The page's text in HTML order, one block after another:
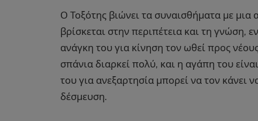
Ο Τοξότης βιώνει τα συναισθήματα με μια
βρίσκεται στην περιπέτεια και τη
ανάγκη του για κίνηση τον ωθεί προς
σπάνια διαρκεί πολύ, και η αγάπη του
του για ανεξαρτησία μπορεί να τον κάνει
δέσμευση.